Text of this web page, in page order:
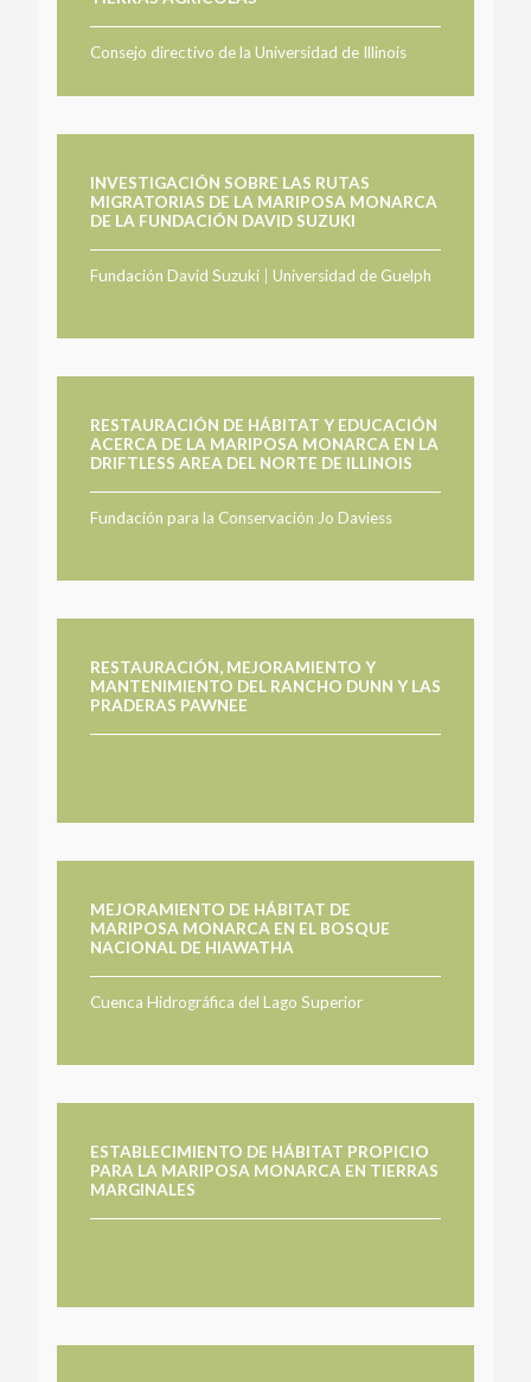
Consejo directivo de la Universidad de Illinois
INVESTIGACIÓN SOBRE LAS RUTAS
MIGRATORIAS DE LA MARIPOSA MONARCA
DE LA FUNDACIÓN DAVID SUZUKI
Fundación David Suzuki Universidad de Guelph
RESTAURACIÓN DE HÁBITAT Y EDUCACIÓN
ACERCA DE LA MARIPOSA MONARCA EN LA
DRIFTLESS AREA DEL NORTE DE ILLINOIS
Fundación para la Conservación Jo Daviess
RESTAURACIÓN, MEJORAMIENTO Y
MANTENIMIENTO DEL RANCHO DUNN Y LAS
PRADERAS PAWNEE
MEJORAMIENTO DE HÁBITAT DE
MARIPOSA MONARCA EN EL BOSQUE
NACIONAL DE HIAWATHA
Cuenca Hidrográfica del Lago Superior
ESTABLECIMIENTO DE HÁBITAT PROPICIO
PARA LA MARIPOSA MONARCA EN TIERRAS
MARGINALES